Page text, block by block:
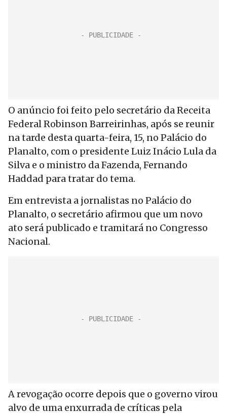
O anúncio foi feito pelo secretário da Receita
Federal Robinson Barreirinhas, após se reunir
na tarde desta quarta-feira, 15, no Palácio do
Planalto, com o presidente Luiz Inácio Lula da
Silva e o ministro da Fazenda, Fernando
Haddad para tratar do tema.
Em entrevista a jornalistas no Palácio do
Planalto, o secretário afirmou que um novo
ato será publicado e tramitará no Congresso
Nacional.
A revogação ocorre depois que o governo virou
alvo de uma enxurrada de críticas pela